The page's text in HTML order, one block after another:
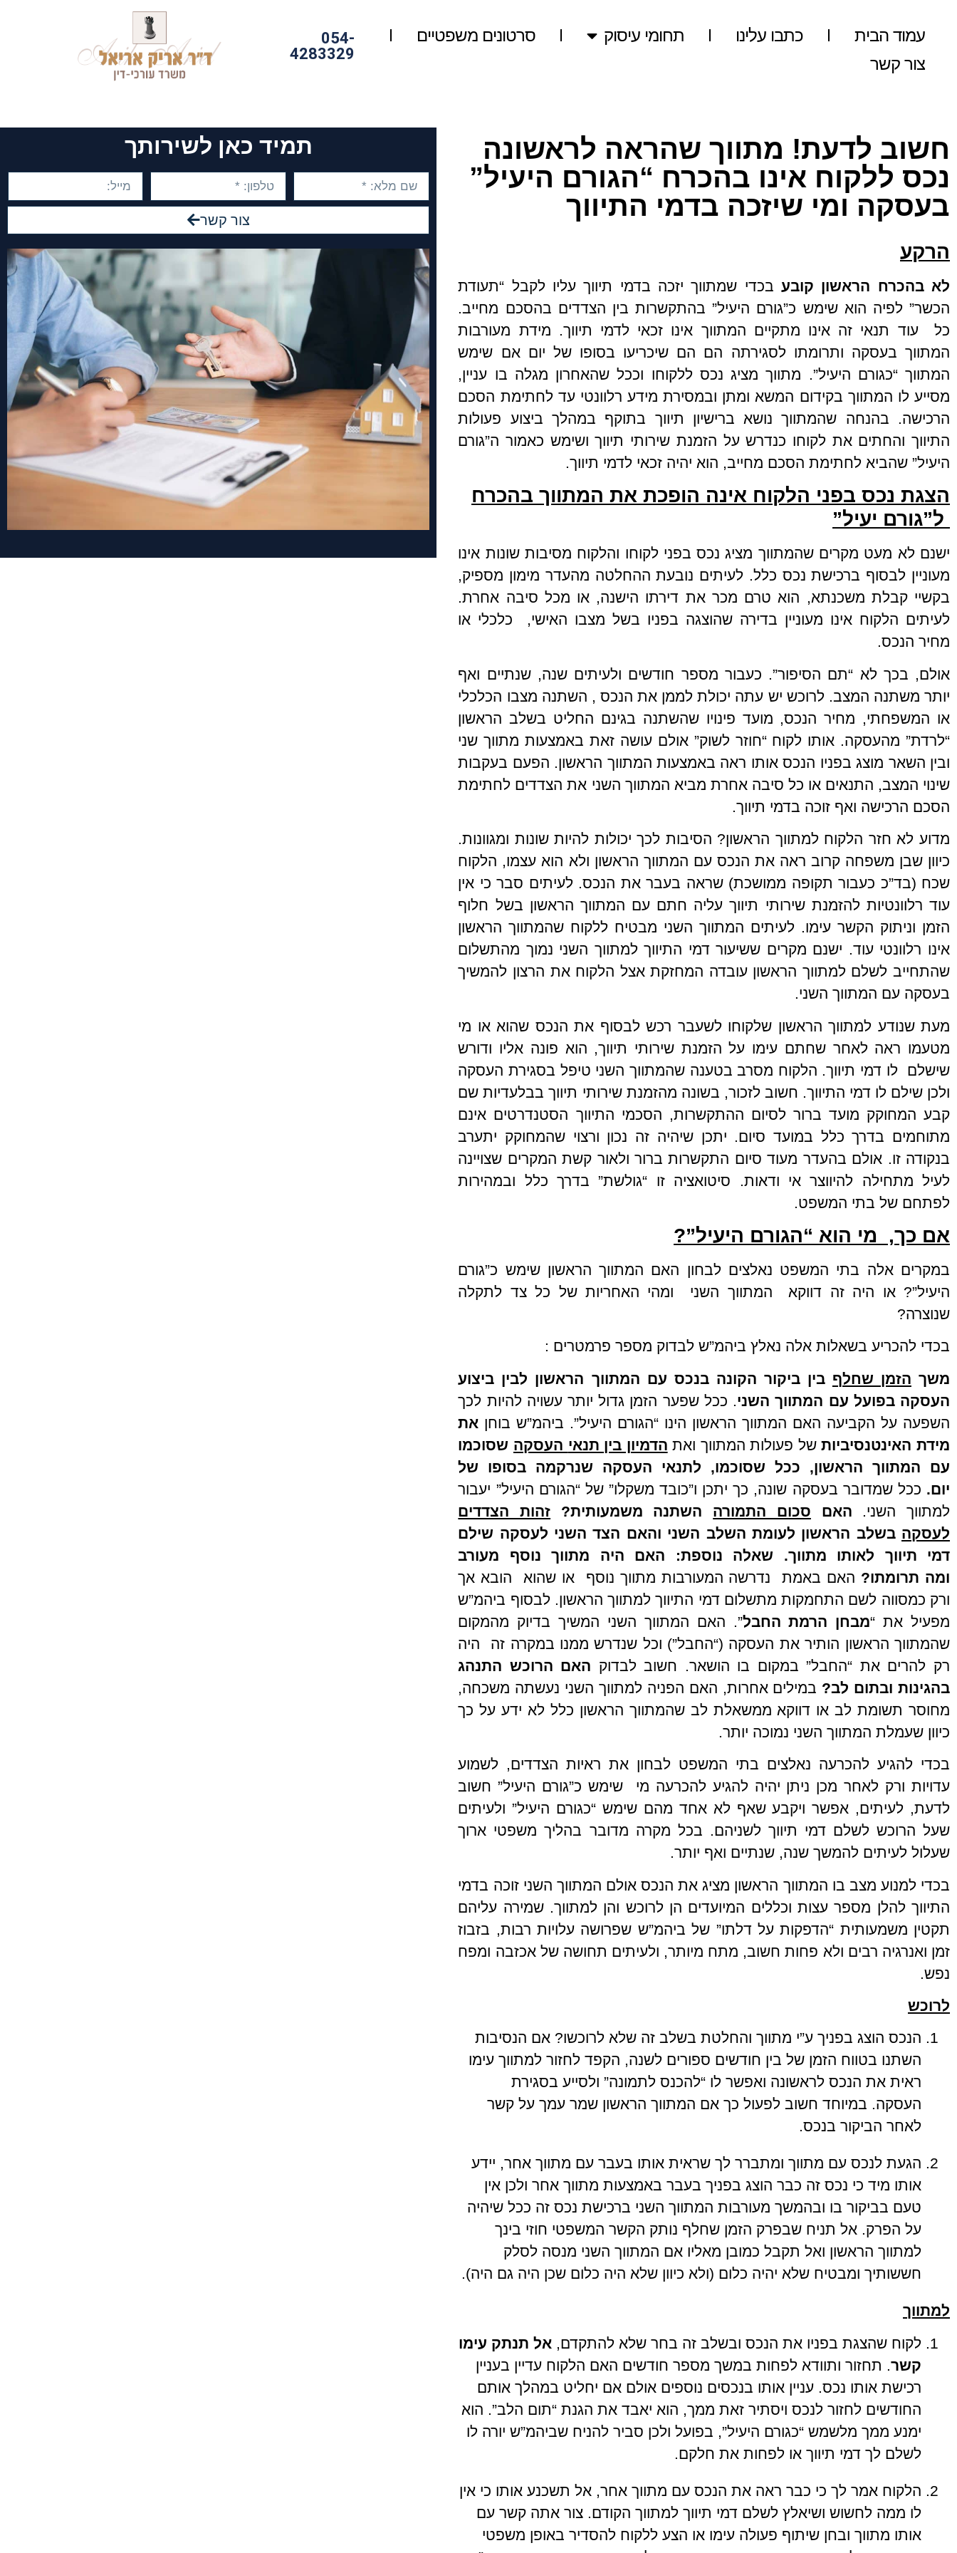
עמוד הבית כתבו עלינו תחומי עיסוק
סרטונים משפטיים
צור קשר
054-
4283329
חשוב לדעת! מתווך שהראה לראשונה
נכס ללקוח אינו בהכרח “הגורם היעיל”
בעסקה ומי שיזכה בדמי התיווך
הרקע
לא בהכרח הראשון קובעבכדי שמתווך יזכה בדמי תיווך עליו לקבל “תעודת
הכשר” לפיה הוא שימש כ”גורם היעיל” בהתקשרות בין הצדדים בהסכם מחייב.
כל עוד תנאי זה אינו מתקיים המתווך אינו זכאי לדמי תיווך. מידת מעורבות
המתווך בעסקה ותרומתו לסגירתה הם הם שיכריעו בסופו של יום אם שימש
המתווך “כגורם היעיל”. מתווך מציג נכס ללקוחו וככל שהאחרון מגלה בו עניין,
מסייע לו המתווך בקידום המשא ומתן ובמסירת מידע רלוונטי עד לחתימת הסכם
הרכישה. בהנחה שהמתווך נושא ברישיון תיווך בתוקף במהלך ביצוע פעולות
התיווך והחתים את לקוחו כנדרש על הזמנת שירותי תיווך ושימש כאמור ה”גורם
היעיל” שהביא לחתימת הסכם מחייב, הוא יהיה זכאי לדמי תיווך.
הצגת נכס בפני הלקוח אינה הופכת את המתווך בהכרח
ל”גורם יעיל”
ישנם לא מעט מקרים שהמתווך מציג נכס בפני לקוחו והלקוח מסיבות שונות אינו
מעוניין לבסוף ברכישת נכס כלל. לעיתים נובעת ההחלטה מהעדר מימון מספיק,
בקשיי קבלת משכנתא, הוא טרם מכר את דירתו הישנה, או מכל סיבה אחרת.
לעיתים הלקוח אינו מעוניין בדירה שהוצגה בפניו בשל מצבו האישי, כלכלי או
מחיר הנכס.
אולם, בכך לא “תם הסיפור”. כעבור מספר חודשים ולעיתים שנה, שנתיים ואף
יותר משתנה המצב. לרוכש יש עתה יכולת לממן את הנכס , השתנה מצבו הכלכלי
או המשפחתי, מחיר הנכס, מועד פינויו שהשתנה בגינם החליט בשלב הראשון
“לרדת” מהעסקה. אותו לקוח “חוזר לשוק” אולם עושה זאת באמצעות מתווך שני
ובין השאר מוצג בפניו הנכס אותו ראה באמצעות המתווך הראשון. הפעם בעקבות
שינוי המצב, התנאים או כל סיבה אחרת מביא המתווך השני את הצדדים לחתימת
הסכם הרכישה ואף זוכה בדמי תיווך.
מדוע לא חזר הלקוח למתווך הראשון? הסיבות לכך יכולות להיות שונות ומגוונות.
כיוון שבן משפחה קרוב ראה את הנכס עם המתווך הראשון ולא הוא עצמו, הלקוח
שכח (בד”כ כעבור תקופה ממושכת) שראה בעבר את הנכס. לעיתים סבר כי אין
עוד רלוונטיות להזמנת שירותי תיווך עליה חתם עם המתווך הראשון בשל חלוף
הזמן וניתוק הקשר עימו. לעיתים המתווך השני מבטיח ללקוח שהמתווך הראשון
אינו רלוונטי עוד. ישנם מקרים ששיעור דמי התיווך למתווך השני נמוך מהתשלום
שהתחייב לשלם למתווך הראשון עובדה המחזקת אצל הלקוח את הרצון להמשיך
בעסקה עם המתווך השני.
מעת שנודע למתווך הראשון שלקוחו לשעבר רכש לבסוף את הנכס שהוא או מי
מטעמו ראה לאחר שחתם עימו על הזמנת שירותי תיווך, הוא פונה אליו ודורש
שישלם לו דמי תיווך. הלקוח מסרב בטענה שהמתווך השני טיפל בסגירת העסקה
ולכן שילם לו דמי התיווך. חשוב לזכור, בשונה מהזמנת שירותי תיווך בבלעדיות שם
קבע המחוקק מועד ברור לסיום ההתקשרות, הסכמי התיווך הסטנדרטים אינם
מתוחמים בדרך כלל במועד סיום. יתכן שיהיה זה נכון ורצוי שהמחוקק יתערב
בנקודה זו. אולם בהעדר מעוד סיום התקשרות ברור ולאור קשת המקרים שצויינה
לעיל מתחילה להיווצר אי ודאות. סיטואציה זו “גולשת” בדרך כלל ובמהירות
לפתחם של בתי המשפט.
אם כך, מי הוא “הגורם היעיל”?
במקרים אלה בתי המשפט נאלצים לבחון האם המתווך הראשון שימש כ”גורם
היעיל”? או היה זה דווקא המתווך השני ומהי האחריות של כל צד לתקלה
שנוצרה?
בכדי להכריע בשאלות אלה נאלץ ביהמ”ש לבדוק מספר פרמטרים :
משך הזמן שחלף בין ביקור הקונה בנכס עם המתווך הראשון לבין ביצוע
העסקה בפועל עם המתווך השני. ככל שפער הזמן גדול יותר עשויה להיות לכך
השפעה על הקביעה האם המתווך הראשון הינו “הגורם היעיל”. ביהמ”ש בוחן את
מידת האינטנסיביותשל פעולות המתווך ואת הדמיון בין תנאי העסקה שסוכמו
עם המתווך הראשון, ככל שסוכמו, לתנאי העסקה שנרקמה בסופו של
יום. ככל שמדובר בעסקה שונה, כך יתכן ו”כובד משקלו” של “הגורם היעיל” יעבור
למתווך השני. האם סכום התמורה השתנה משמעותית? זהות הצדדים
לעסקה בשלב הראשון לעומת השלב השני והאם הצד השני לעסקה שילם
דמי תיווך לאותו מתווך. שאלה נוספת: האם היה מתווך נוסף מעורב
ומה תרומתו? האם באמת נדרשה המעורבות מתווך נוסף או שהוא הובא אך
ורק כמסווה לשם התחמקות מתשלום דמי התיווך למתווך הראשון. לבסוף ביהמ”ש
מפעיל את “מבחן הרמת החבל”. האם המתווך השני המשיך בדיוק מהמקום
שהמתווך הראשון הותיר את העסקה (“החבל”) וכל שנדרש ממנו במקרה זה היה
רק להרים את “החבל” במקום בו הושאר. חשוב לבדוק האם הרוכש התנהג
בהגינות ובתום לב? במילים אחרות, האם הפניה למתווך השני נעשתה משכחה,
מחוסר תשומת לב או דווקא ממשאלת לב שהמתווך הראשון כלל לא ידע על כך
כיוון שעמלת המתווך השני נמוכה יותר.
בכדי להגיע להכרעה נאלצים בתי המשפט לבחון את ראיות הצדדים, לשמוע
עדויות ורק לאחר מכן ניתן יהיה להגיע להכרעה מי שימש כ”גורם היעיל” חשוב
לדעת, לעיתים, אפשר ויקבע שאף לא אחד מהם שימש “כגורם היעיל” ולעיתים
שעל הרוכש לשלם דמי תיווך לשניהם. בכל מקרה מדובר בהליך משפטי ארוך
שעלול לעיתים להמשך שנה, שנתיים ואף יותר.
בכדי למנוע מצב בו המתווך הראשון מציג את הנכס אולם המתווך השני זוכה בדמי
התיווך להלן מספר עצות וכללים המיועדים הן לרוכש והן למתווך. שמירה עליהם
תקטין משמעותית “הדפקות על דלתו” של ביהמ”ש שפרושה עלויות רבות, בזבוז
זמן ואנרגיה רבים ולא פחות חשוב, מתח מיותר, ולעיתים תחושה של אכזבה ומפח
נפש.
לרוכש
הנכס הוצג בפניך ע”י מתווך והחלטת בשלב זה שלא לרוכשו? אם הנסיבות
השתנו בטווח הזמן של בין חודשים ספורים לשנה, הקפד לחזור למתווך עימו
ראית את הנכס לראשונה ואפשר לו “להכנס לתמונה” ולסייע בסגירת
העסקה. במיוחד חשוב לפעול כך אם המתווך הראשון שמר עמך על קשר
לאחר הביקור בנכס.
הגעת לנכס עם מתווך ומתברר לך שראית אותו בעבר עם מתווך אחר, יידע
אותו מיד כי נכס זה כבר הוצג בפניך בעבר באמצעות מתווך אחר ולכן אין
טעם בביקור בו ובהמשך מעורבות המתווך השני ברכישת נכס זה ככל שיהיה
על הפרק. אל תניח שבפרק הזמן שחלף נותק הקשר המשפטי חוזי בינך
למתווך הראשון ואל תקבל כמובן מאליו אם המתווך השני מנסה לסלק
חששותיך ומבטיח שלא יהיה כלום (ולא כיוון שלא היה כלום שכן היה גם היה).
למתווך
לקוח שהצגת בפניו את הנכס ובשלב זה בחר שלא להתקדם, אל תנתק עימו
קשר. תחזור ותוודא לפחות במשך מספר חודשים האם הלקוח עדיין בעניין
רכישת אותו נכס. עניין אותו בנכסים נוספים אולם אם יחליט במהלך אותם
החודשים לחזור לנכס ויסתיר זאת ממך, הוא יאבד את הגנת “תום הלב”. הוא
ימנע ממך מלשמש “כגורם היעיל”, בפועל ולכן סביר להניח שביהמ”ש יורה לו
לשלם לך דמי תיווך או לפחות את חלקם.
הלקוח אמר לך כי כבר ראה את הנכס עם מתווך אחר, אל תשכנע אותו כי אין
לו ממה לחשוש ושיאלץ לשלם דמי תיווך למתווך הקודם. צור אתה קשר עם
אותו מתווך ובחן שיתוף פעולה עימו או הצע ללקוח להסדיר באופן משפטי
תמיד כאן לשירותך
צור קשר